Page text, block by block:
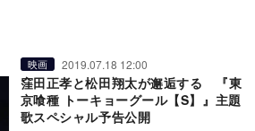
映画 2019.07.18 12:00
窪田正孝と松田翔太が邂逅する 『東
京喰種 トーキョーグール【S】』主題
歌スペシャル予告公開